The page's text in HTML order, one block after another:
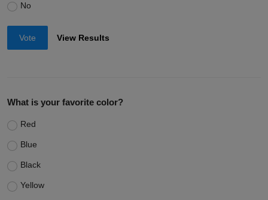
No
Vote View Results
What is your favorite color?
Red
Blue
Black
Yellow